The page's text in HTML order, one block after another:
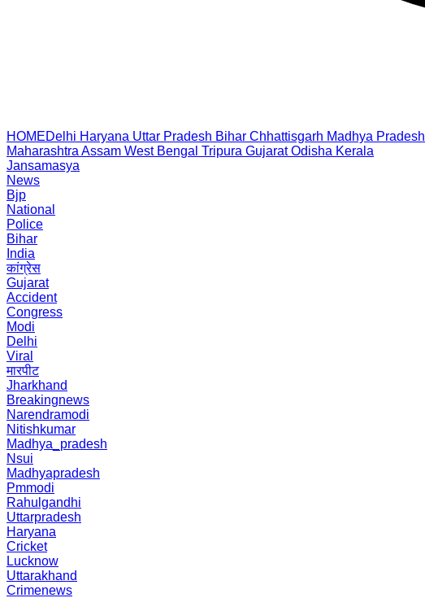
HOMEDelhi Haryana Uttar Pradesh Bihar Chhattisgarh Madhya Pradesh
Maharashtra Assam West Bengal Tripura Gujarat Odisha Kerala
Jansamasya
News
Bjp
National
Police
Bihar
India
कांग्रेस
Gujarat
Accident
Congress
Modi
Delhi
Viral
मारपीट
Jharkhand
Breakingnews
Narendramodi
Nitishkumar
Madhya_pradesh
Nsui
Madhyapradesh
Pmmodi
Rahulgandhi
Uttarpradesh
Haryana
Cricket
Lucknow
Uttarakhand
Crimenews